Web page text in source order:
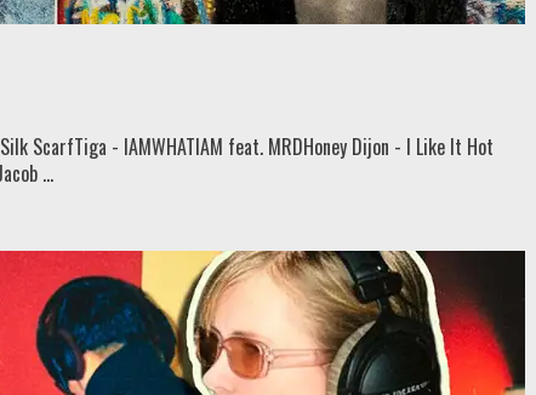
ScarfTiga - IAMWHATIAM feat. MRDHoney Dijon - I Like It Hot
...